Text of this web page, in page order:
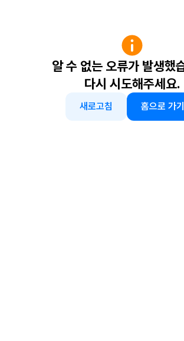
알 수 없는 오류가 발생했
다시 시도해주세요.
새로고침 홈으로 가기